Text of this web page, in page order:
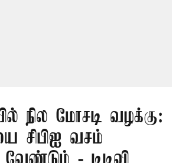
நில மோசடி வழக்கு:
சிபிஐ வசம்